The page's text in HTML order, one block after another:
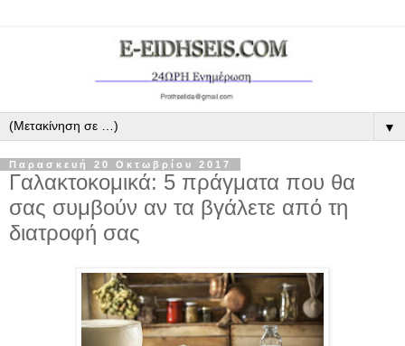
▼
Παρασκευή 20 Οκτωβρίου 2017
Γαλακτοκομικά: 5 πράγματα που θα
σας συμβούν αν τα βγάλετε από τη
διατροφή σας